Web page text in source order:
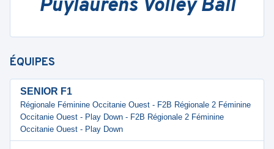
Puylaurens Volley Ball
ÉQUIPES
SENIOR F1
Régionale Féminine Occitanie Ouest - F2B Régionale 2 Féminine
Occitanie Ouest - Play Down - F2B Régionale 2 Féminine
Occitanie Ouest - Play Down